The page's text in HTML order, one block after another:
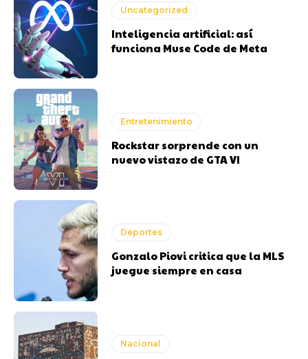
Uncategorized
Inteligencia artificial: así
funciona Muse Code de Meta
Entretenimiento
Rockstar sorprende con un
nuevo vistazo de GTA VI
Deportes
Gonzalo Piovi critica que la MLS
juegue siempre en casa
Nacional